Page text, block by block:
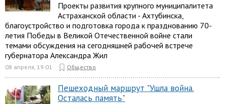
Проекты развития крупного муниципалитета
Астраханской области - Ахтубинска,
благоустройство и подготовка города к празднованию 70-
летия Победы в Великой Отечественной войне стали
темами обсуждения на сегодняшней рабочей встрече
губернатора Александра Жил
08 апреля, 19:01 Общество
Пешеходный маршрут "Ушла война.
Осталась память"